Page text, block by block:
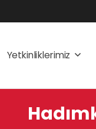
Yetkinliklerimiz